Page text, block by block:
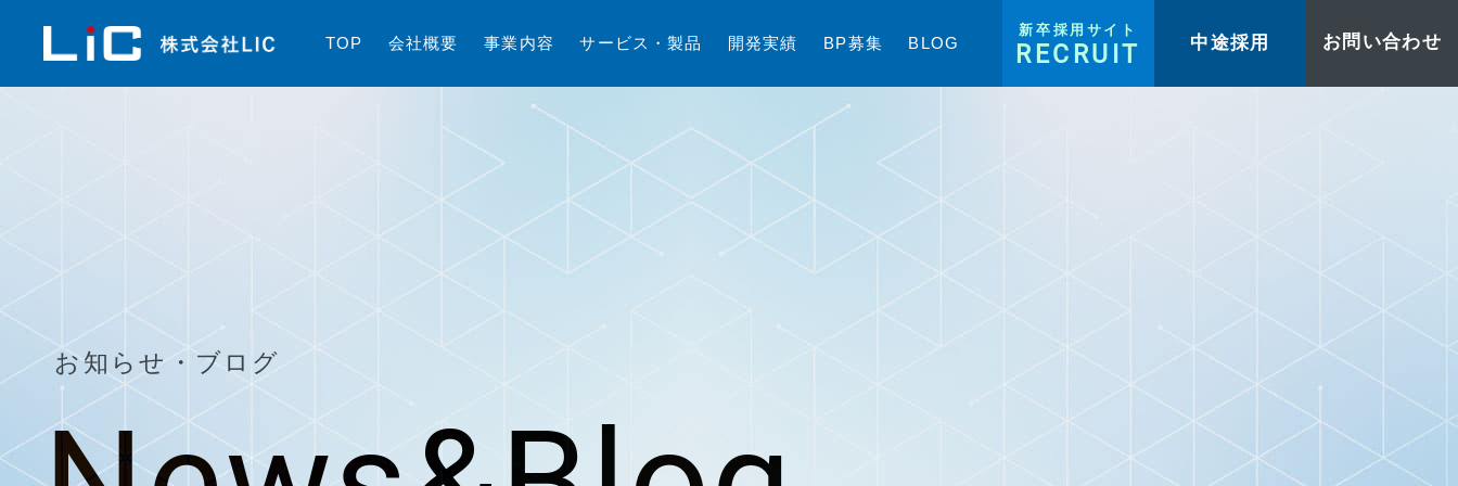
TOP 会社概要 事業 内容 サ ー ビス ・製品 開発実績 BP募集 BLOG
新卒採用サイト
RECRUIT 中途採用 お問い合わせ
お知らせ・ブログ